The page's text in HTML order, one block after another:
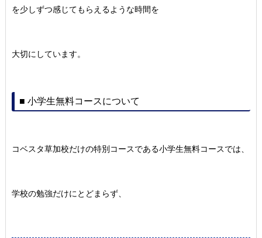
を少しずつ感じてもらえるような時間を
大切にしています。
■ 小学生無料コースについて
コベスタ草加校だけの特別コースである小学生無料コースでは、
学校の勉強だけにとどまらず、